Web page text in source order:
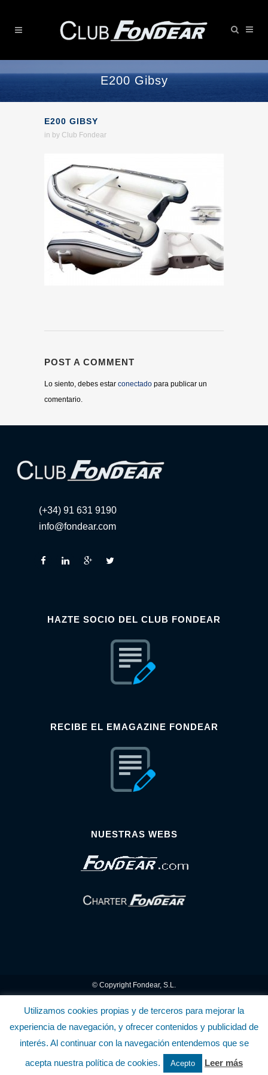
E200 Gibsy
E200 GIBSY
in by Club Fondear
POST A COMMENT
Lo siento, debes estar conectado para publicar un
comentario.
(+34) 91 631 9190
info@fondear.com
HAZTE SOCIO DEL CLUB FONDEAR
RECIBE EL EMAGAZINE FONDEAR
NUESTRAS WEBS
© Copyright Fondear, S.L.
Aunque se consideran exactas, declinamos toda responsabilidad sobre la
información y precios inscritos. Estas informaciones no son contractuales.
Política de privacidad y cookies .........................-......................... Política de utilización
Utilizamos cookies propias y de terceros para mejorar la
experiencia de navegación, y ofrecer contenidos y publicidad de
interés. Al continuar con la navegación entendemos que se
acepta nuestra política de cookies.
Acepto Leer más